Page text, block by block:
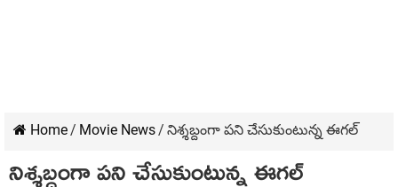
Home/ Movie News/ నిశ్శబ్దంగా పని చేసుకుంటున్న ఈగల్
నిశ్శబ్దంగా పని చేసుకుంటున్న ఈగల్